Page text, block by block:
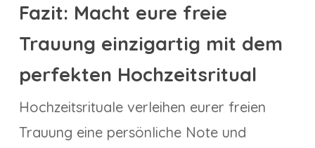
Fazit: Macht eure freie
Trauung einzigartig mit dem
perfekten Hochzeitsritual
Hochzeitsrituale verleihen eurer freien
Trauung eine persönliche Note und